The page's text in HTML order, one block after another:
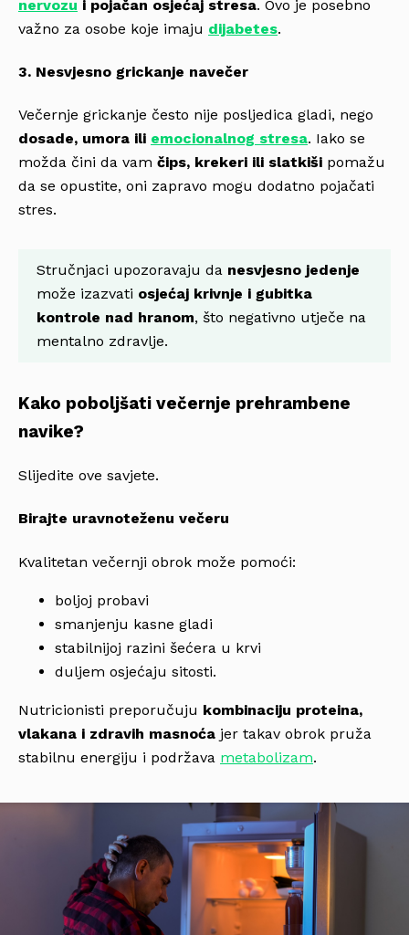
nervozu i pojačan osjećaj stresa. Ovo je posebno
važno za osobe koje imaju dijabetes.
3. Nesvjesno grickanje navečer
Večernje grickanje često nije posljedica gladi, nego
dosade, umora ili emocionalnog stresa. Iako se
možda čini da vam čips, krekeri ili slatkiši pomažu
da se opustite, oni zapravo mogu dodatno pojačati
stres.
Stručnjaci upozoravaju da nesvjesno jedenje
može izazvati osjećaj krivnje i gubitka
kontrole nad hranom, što negativno utječe na
mentalno zdravlje.
Kako poboljšati večernje prehrambene
navike?
Slijedite ove savjete.
Birajte uravnoteženu večeru
Kvalitetan večernji obrok može pomoći:
boljoj probavi
smanjenju kasne gladi
stabilnijoj razini šećera u krvi
duljem osjećaju sitosti.
Nutricionisti preporučuju kombinaciju proteina,
vlakana i zdravih masnoća jer takav obrok pruža
stabilnu energiju i podržava metabolizam.